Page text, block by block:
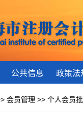
公共信息 政策法
会员管理 >> 个人会员